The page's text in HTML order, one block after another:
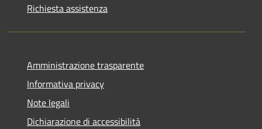
Richiesta assistenza
Amministrazione trasparente
Informativa privacy
Note legali
Dichiarazione di accessibilità